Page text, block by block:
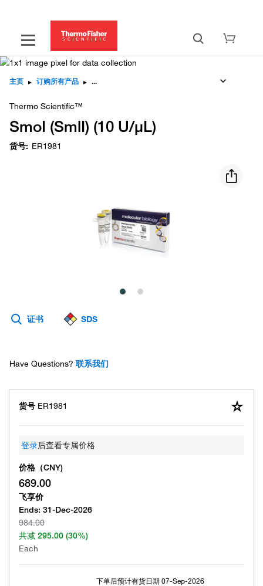
主页 ▸ 订购所有产品 ▸
Thermo Scientific™
SmoI (SmlI) (10 U/μL)
货号: ER1981
证书 SDS
Have Questions? 联系我们
货号 ER1981
登录后查看专属价格
价格（CNY)
689.00
飞享价
Ends: 31-Dec-2026
984.00
共减 295.00 (30%)
Each
下单后预计有货日期 07-Sep-2026